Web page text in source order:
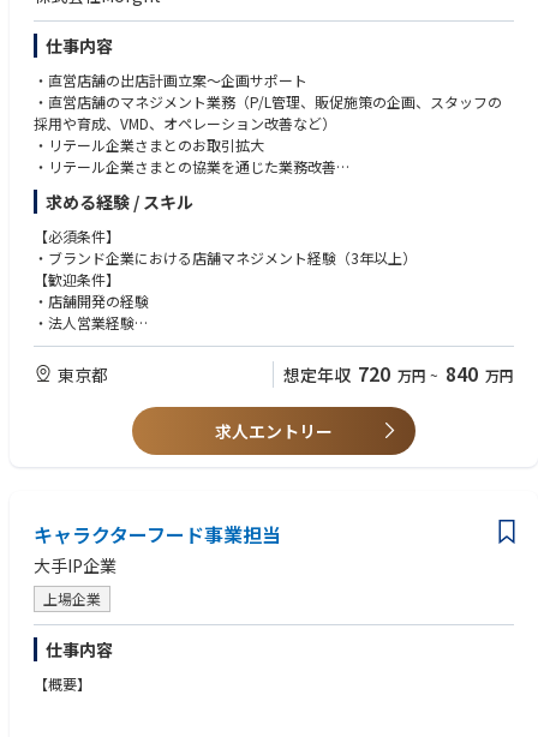
仕事内容
・直営店舗の出店計画立案〜企画サポート
・直営店舗のマネジメント業務（P/L管理、販促施策の企画、スタッフの
採用や育成、VMD、オペレーション改善など）
・リテール企業さまとのお取引拡大
・リテール企業さまとの協業を通じた業務改善
・その他「NELL」ブランドのB2B事業のサポート
求める経験 / スキル
【必須条件】
・ブランド企業における店舗マネジメント経験（3年以上）
【歓迎条件】
・店舗開発の経験
・法人営業経験
・ライフスタイルブランド（アパレル、家具、寝具等）を手がける企業で
の実務経験
東京都 想定年収 720 万円 ~ 840 万円
求人エントリー
キャラクターフード事業担当
大手IP企業
上場企業
仕事内容
【概要】